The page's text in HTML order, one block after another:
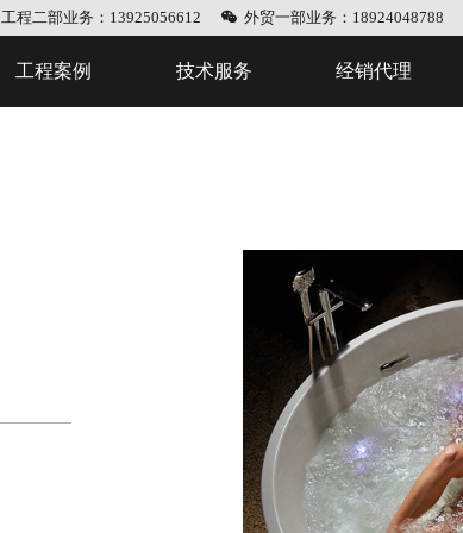
工程二部业务：13925056612 外贸一部业务：18924048788
工程案例 技术服务 经销代理